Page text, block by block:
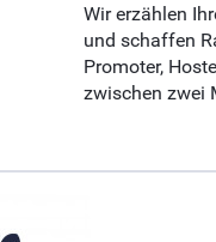
Wir erzählen
und schaffen
Promoter,
zwischen zwei